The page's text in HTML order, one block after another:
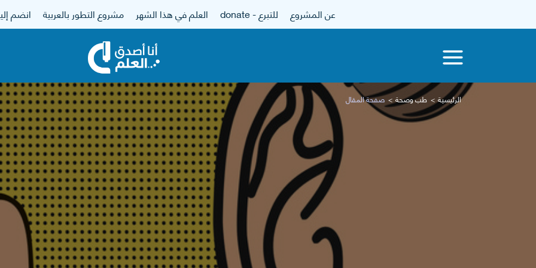
عن المشروع للتبرع - donate العلم في هذا الشهر مشروع التطور بالعربية انضم
الرئيسية طب وصحة صفحة المقال